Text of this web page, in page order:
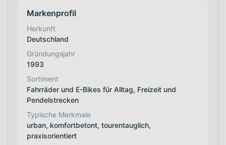
Markenprofil
Herkunft
Deutschland
Gründungsjahr
1993
Sortiment
Fahrräder und E-Bikes für Alltag, Freizeit und
Pendelstrecken
Typische Merkmale
urban, komfortbetont, tourentauglich,
praxisorientiert